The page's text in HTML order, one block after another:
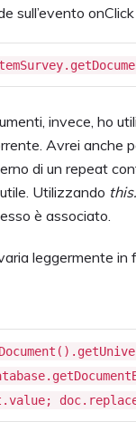
sull’evento
invece, ho
Avrei anche
di un repeat
Utilizzando
è associato.
leggermente in